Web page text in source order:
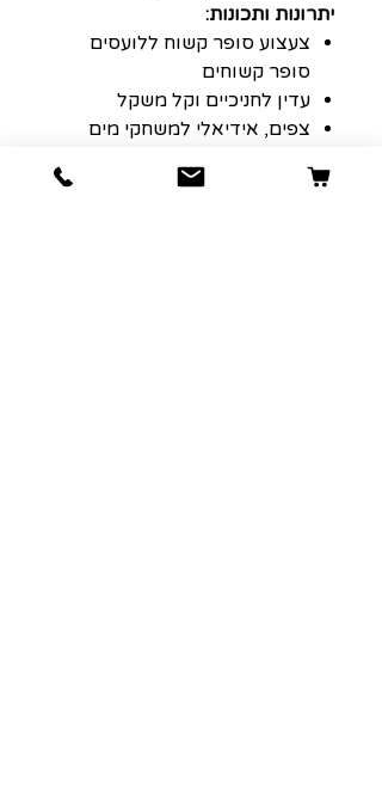
יתרונות ותכונות:
צעצוע סופר קשוח ללועסים
סופר קשוחים
עדין לחניכיים וקל משקל
צפים, אידיאלי למשחקי מים